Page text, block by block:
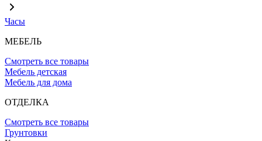
Часы
МЕБЕЛЬ
Смотреть все товары
Мебель детская
Мебель для дома
ОТДЕЛКА
Смотреть все товары
Грунтовки